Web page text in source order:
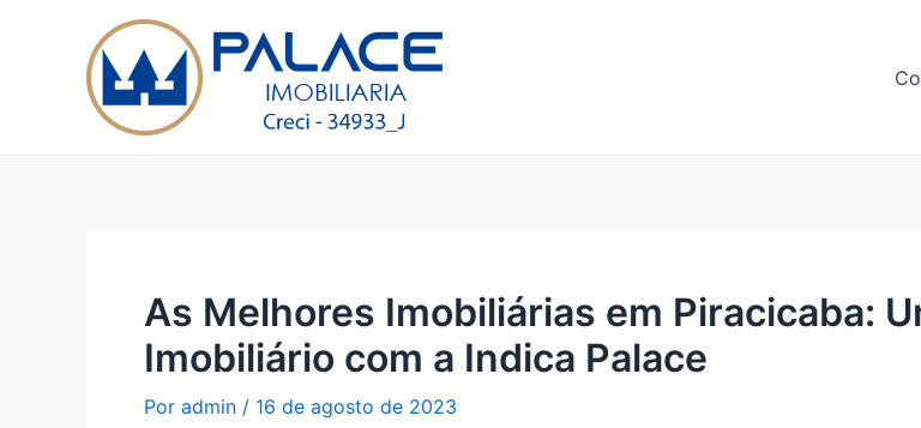
As Melhores Imobiliárias em Piracicaba:
Imobiliário com a Indica Palace
Por admin / 16 de agosto de 2023
navigation